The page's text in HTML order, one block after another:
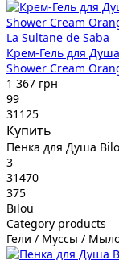
La Sultane de Saba
Крем-Гель для
Shower Cream
1 367 грн
99
31125
Купить
Пенка для Душа
3
31470
375
Bilou
Category products
Гели / Муссы /